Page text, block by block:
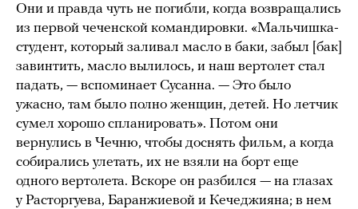
Они и правда чуть не погибли, когда возвращались
из первой чеченской командировки. «Мальчишка-
студент, который заливал масло в баки, забыл [бак]
завинтить, масло вылилось, и наш вертолет стал
падать, — вспоминает Сусанна. — Это было
ужасно, там было полно женщин, детей. Но летчик
сумел хорошо спланировать». Потом они
вернулись в Чечню, чтобы доснять фильм, а когда
собирались улетать, их не взяли на борт еще
одного вертолета. Вскоре он разбился — на глазах
у Расторгуева, Баранжиевой и Кечеджияна; в нем